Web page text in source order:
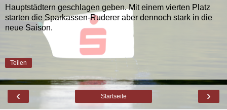
Hauptstädtern geschlagen geben. Mit einem vierten Platz
starten die Sparkassen-Ruderer aber dennoch stark in die
neue Saison.
Teilen
‹ ›
Startseite